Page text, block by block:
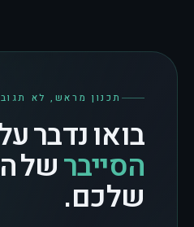
תכנון מראש, לא
בואו נדבר
הסייבר של
שלכם.